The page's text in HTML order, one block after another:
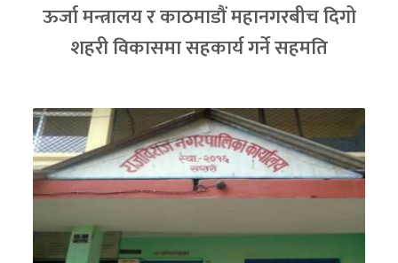
ऊर्जा मन्त्रालय र काठमाडौं महानगरबीच दिगो
शहरी विकासमा सहकार्य गर्ने सहमति